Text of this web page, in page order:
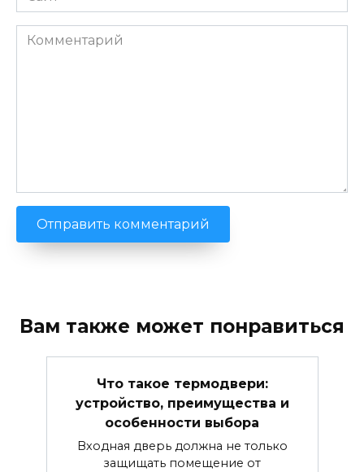
Комментарий
Вам также может понравиться
Что такое термодвери:
устройство, преимущества и
особенности выбора
Входная дверь должна не только
защищать помещение от